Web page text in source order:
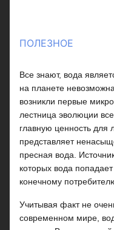
ПОЛЕЗНОЕ
Все знают, вода
на планете
возникли первые
лестница эволюции
главную ценность для
представляет
пресная вода.
которых вода
конечному
Учитывая факт не
современном мире,